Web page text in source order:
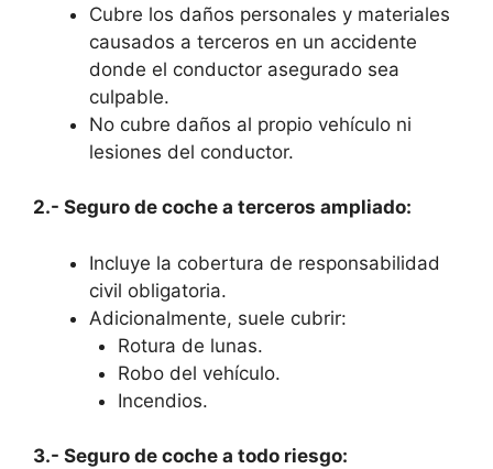
Cubre los daños personales y materiales
causados a terceros en un accidente
donde el conductor asegurado sea
culpable.
No cubre daños al propio vehículo ni
lesiones del conductor.
2.- Seguro de coche a terceros ampliado:
Incluye la cobertura de responsabilidad
civil obligatoria.
Adicionalmente, suele cubrir:
Rotura de lunas.
Robo del vehículo.
Incendios.
3.- Seguro de coche a todo riesgo: